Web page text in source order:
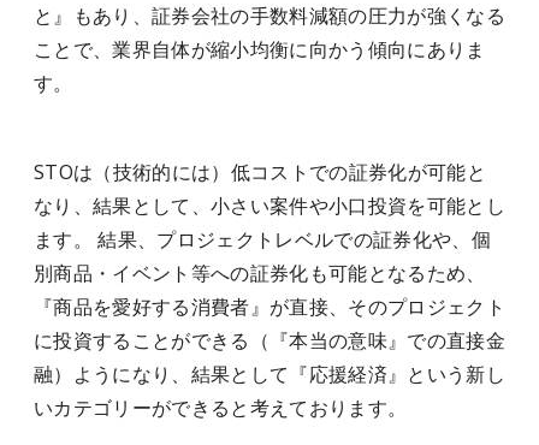
と』もあり、証券会社の手数料減額の圧力が強くなる
ことで、業界自体が縮小均衡に向かう傾向にありま
す。
STOは（技術的には）低コストでの証券化が可能と
なり、結果として、小さい案件や小口投資を可能とし
ます。 結果、プロジェクトレベルでの証券化や、個
別商品・イベント等への証券化も可能となるため、
『商品を愛好する消費者』が直接、そのプロジェクト
に投資することができる（『本当の意味』での直接金
融）ようになり、結果として『応援経済』という新し
いカテゴリーができると考えております。